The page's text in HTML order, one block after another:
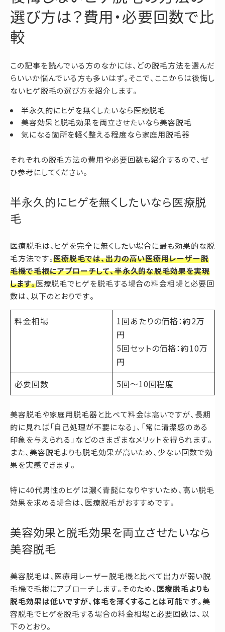
選び方は？費用・必要回数で比
較
この記事を読んでいる方のなかには、どの脱毛方法を選んだ
らいいか悩んでいる方も多いはず。そこで、ここからは後悔し
ないヒゲ脱毛の選び方を紹介します。
半永久的にヒゲを無くしたいなら医療脱毛
美容効果と脱毛効果を両立させたいなら美容脱毛
気になる箇所を軽く整える程度なら家庭用脱毛器
それぞれの脱毛方法の費用や必要回数も紹介するので、ぜ
ひ参考にしてください。
半永久的にヒゲを無くしたいなら医療脱
毛
医療脱毛は、ヒゲを完全に無くしたい場合に最も効果的な脱
毛方法です。医療脱毛では、出力の高い医療用レーザー脱
毛機で毛根にアプローチして、半永久的な脱毛効果を実現
します。医療脱毛でヒゲを脱毛する場合の料金相場と必要回
数は、以下のとおりです。
料金相場
1回あたりの価格：約2万
円
5回セットの価格：約10万
円
必要回数
5回〜10回程度
美容脱毛や家庭用脱毛器と比べて料金は高いですが、長期
的に見れば「自己処理が不要になる」、「常に清潔感のある
印象を与えられる」などのさまざまなメリットを得られます。
また、美容脱毛よりも脱毛効果が高いため、少ない回数で効
果を実感できます。
特に40代男性のヒゲは濃く青髭になりやすいため、高い脱毛
効果を求める場合は、医療脱毛がおすすめです。
美容効果と脱毛効果を両立させたいなら
美容脱毛
美容脱毛は、医療用レーザー脱毛機と比べて出力が弱い脱
毛機で毛根にアプローチします。そのため、 医療脱毛よりも
脱毛効果は低いですが、体毛を薄くすることは可能です。美
容脱毛でヒゲを脱毛する場合の料金相場と必要回数は、以
下のとおり。